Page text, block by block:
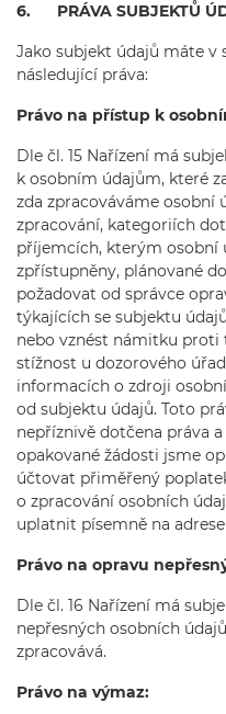
6. PRÁVA SUBJEKTŮ
Jako subjekt údajů máte v
následující práva:
Právo na přístup k
Dle čl. 15 Nařízení má
k osobním údajům, které
zda zpracováváme osobní
zpracování, kategoriích
příjemcích, kterým osobní
zpřístupněny, plánované
požadovat od správce
týkajících se subjektu
nebo vznést námitku
stížnost u dozorového
informacích o zdroji
od subjektu údajů. Toto
nepříznivě dotčena práva
opakované žádosti jsme
účtovat přiměřený
o zpracování osobních
uplatnit písemně na
Právo na opravu
Dle čl. 16 Nařízení má
nepřesných osobních
zpracovává.
Právo na výmaz: